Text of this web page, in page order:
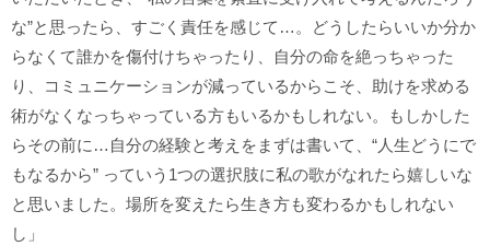
な”と思ったら、すごく責任を感じて…。どうしたらいいか分か
らなくて誰かを傷付けちゃったり、自分の命を絶っちゃった
り、コミュニケーションが減っているからこそ、助けを求める
術がなくなっちゃっている方もいるかもしれない。もしかした
らその前に…自分の経験と考えをまずは書いて、“人生どうにで
もなるから” っていう1つの選択肢に私の歌がなれたら嬉しいな
と思いました。場所を変えたら生き方も変わるかもしれない
し」